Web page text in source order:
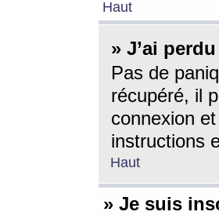
Haut
» J’ai
Pas de
récupéré, il
connexion
instructions
Haut
» Je suis